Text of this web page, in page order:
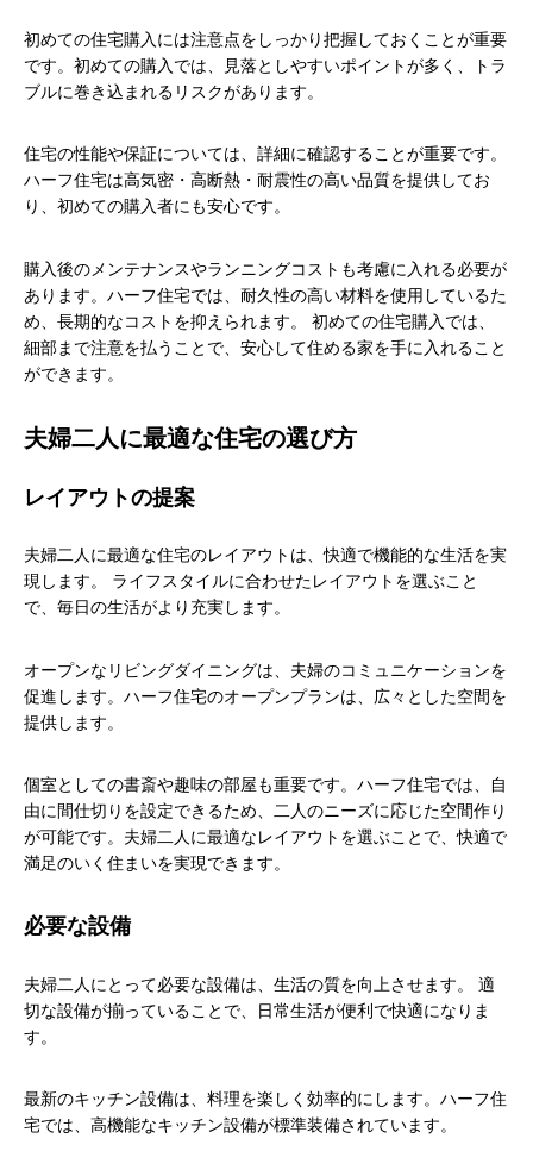
初めての住宅購入には注意点をしっかり把握しておくことが重要
です。初めての購入では、見落としやすいポイントが多く、トラ
ブルに巻き込まれるリスクがあります。
住宅の性能や保証については、詳細に確認することが重要です。
ハーフ住宅は高気密・高断熱・耐震性の高い品質を提供してお
り、初めての購入者にも安心です。
購入後のメンテナンスやランニングコストも考慮に入れる必要が
あります。ハーフ住宅では、耐久性の高い材料を使用しているた
め、長期的なコストを抑えられます。 初めての住宅購入では、
細部まで注意を払うことで、安心して住める家を手に入れること
ができます。
夫婦二人に最適な住宅の選び方
レイアウトの提案
夫婦二人に最適な住宅のレイアウトは、快適で機能的な生活を実
現します。 ライフスタイルに合わせたレイアウトを選ぶこと
で、毎日の生活がより充実します。
オープンなリビングダイニングは、夫婦のコミュニケーションを
促進します。ハーフ住宅のオープンプランは、広々とした空間を
提供します。
個室としての書斎や趣味の部屋も重要です。ハーフ住宅では、自
由に間仕切りを設定できるため、二人のニーズに応じた空間作り
が可能です。夫婦二人に最適なレイアウトを選ぶことで、快適で
満足のいく住まいを実現できます。
必要な設備
夫婦二人にとって必要な設備は、生活の質を向上させます。 適
切な設備が揃っていることで、日常生活が便利で快適になりま
す。
最新のキッチン設備は、料理を楽しく効率的にします。ハーフ住
宅では、高機能なキッチン設備が標準装備されています。